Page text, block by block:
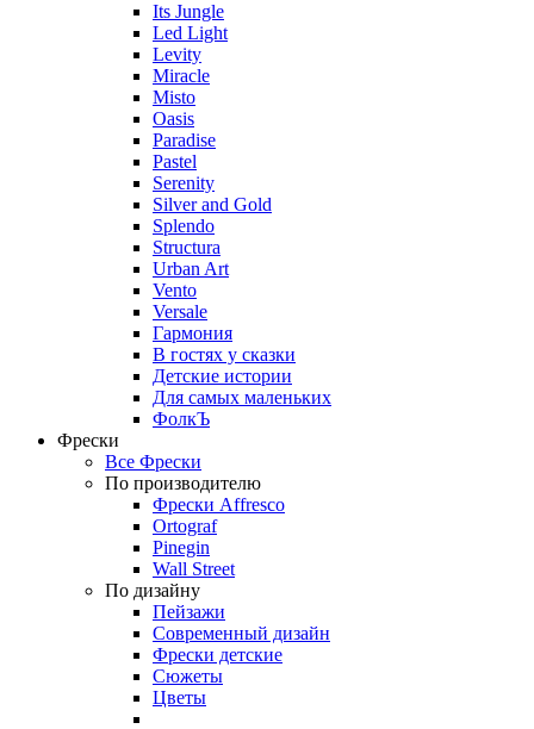
Its Jungle
Led Light
Levity
Miracle
Misto
Oasis
Paradise
Pastel
Serenity
Silver and Gold
Splendo
Structura
Urban Art
Vento
Versale
Гармония
В гостях у сказки
Детские истории
Для самых маленьких
ФолкЪ
Фрески
Все Фрески
По производителю
Фрески Affresco
Ortograf
Pinegin
Wall Street
По дизайну
Пейзажи
Современный дизайн
Фрески детские
Сюжеты
Цветы